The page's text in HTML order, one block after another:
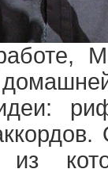
из